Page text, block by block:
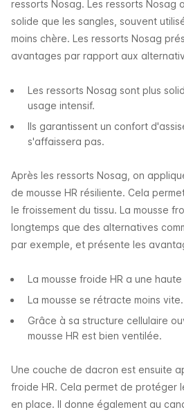
ressorts Nosag. Les ressorts Nosag
solide que les sangles, souvent
moins chère. Les ressorts Nosag
avantages par rapport aux
Les ressorts Nosag sont plus
usage intensif.
Ils garantissent un confort
s'affaissera pas.
Après les ressorts Nosag, on
de mousse HR résiliente. Cela
le froissement du tissu. La mousse
longtemps que des alternatives
par exemple, et présente les
La mousse froide HR a une
La mousse se rétracte moins vite.
Grâce à sa structure cellulaire
mousse HR est bien ventilée.
Une couche de dacron est ensuite
froide HR. Cela permet de protéger
en place. Il donne également au